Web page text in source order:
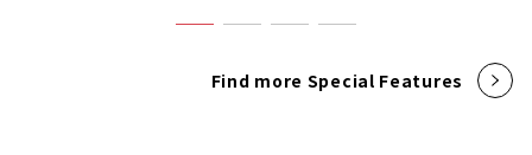
Find more Special Features